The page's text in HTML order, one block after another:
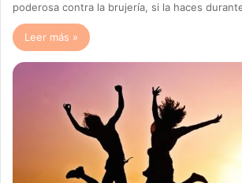
poderosa contra la brujería, si la haces
Leer más »